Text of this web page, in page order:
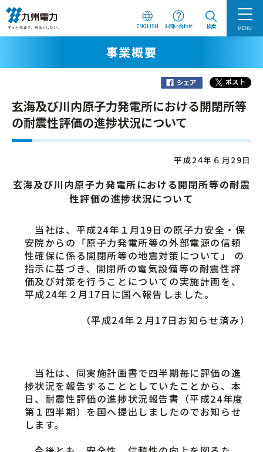
ENGLISH お問い合わせ 検索 MENU
事業概要
玄海及び川内原子力発電所における開閉所等
の耐震性評価の進捗状況について
平成24年６月29日
玄海及び川内原子力発電所における開閉所等の耐震
性評価の進捗状況について
当社は、平成24年１月19日の原子力安全・保
安院からの「原子力発電所等の外部電源の信頼
性確保に係る開閉所等の地震対策について」 の
指示に基づき、開閉所の電気設備等の耐震性評
価及び対策を行うことについての実施計画を、
平成24年２月17日に国へ報告しました。
（平成24年２月17日お知らせ済み）
当社は、同実施計画書で四半期毎に評価の進
捗状況を報告することとしていたことから、本
日、耐震性評価の進捗状況報告書（平成24年度
第１四半期）を国へ提出しましたのでお知らせ
します。